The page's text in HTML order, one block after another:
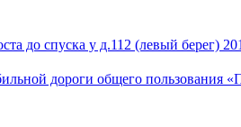
до спуска у д.112 (левый берег)
дороги общего пользования